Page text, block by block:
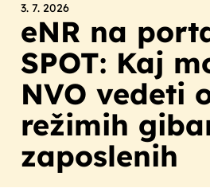
3. 7. 2026
eNR na
SPOT: Kaj
NVO vedeti
režimih
zaposlenih